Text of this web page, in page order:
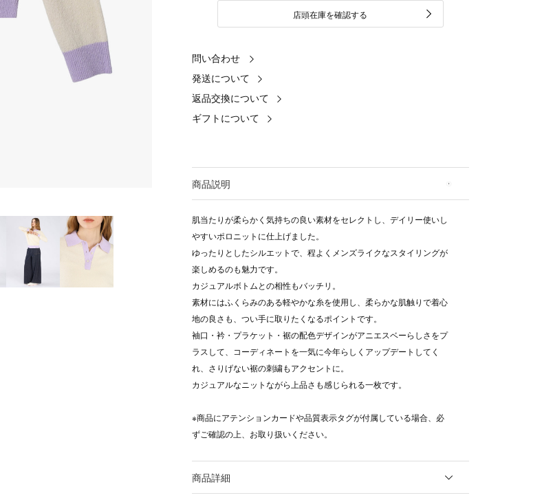
店頭在庫を確認する
問い合わせ
発送について
返品交換について
ギフトについて
商品説明
肌当たりが柔らかく気持ちの良い素材をセレクトし、デイリー使いし
やすいポロニットに仕上げました。
ゆったりとしたシルエットで、程よくメンズライクなスタイリングが
楽しめるのも魅力です。
カジュアルボトムとの相性もバッチリ。
素材にはふくらみのある軽やかな糸を使用し、柔らかな肌触りで着心
地の良さも、つい手に取りたくなるポイントです。
袖口・衿・プラケット・裾の配色デザインがアニエスベーらしさをプ
ラスして、コーディネートを一気に今年らしくアップデートしてく
れ、さりげない裾の刺繍もアクセントに。
カジュアルなニットながら上品さも感じられる一枚です。
※商品にアテンションカードや品質表示タグが付属している場合、必
ずご確認の上、お取り扱いください。
商品詳細